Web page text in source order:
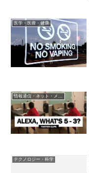
医学・医療・健康
情報通信・ネット・メディア
テクノロジー・科学